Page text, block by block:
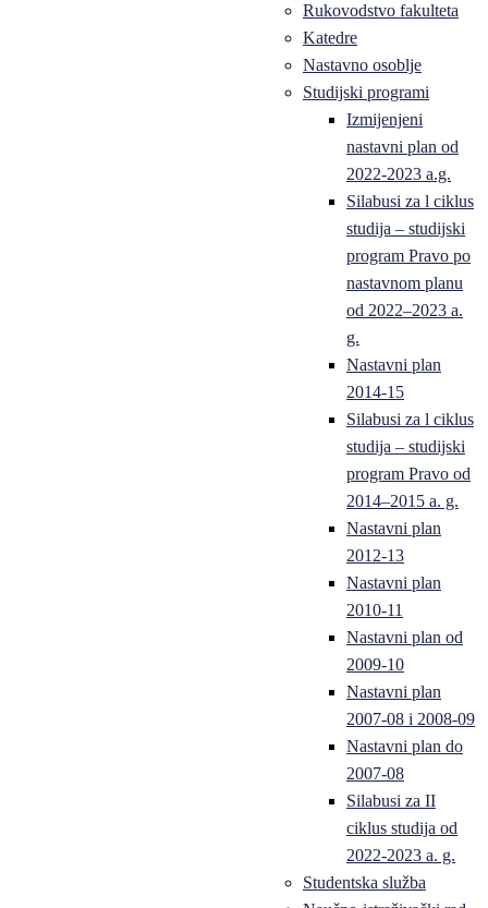
Rukovodstvo fakulteta
Katedre
Nastavno osoblje
Studijski programi
Izmijenjeni
nastavni plan od
2022-2023 a.g.
Silabusi za l ciklus
studija – studijski
program Pravo po
nastavnom planu
od 2022–2023 a.
g.
Nastavni plan
2014-15
Silabusi za l ciklus
studija – studijski
program Pravo od
2014–2015 a. g.
Nastavni plan
2012-13
Nastavni plan
2010-11
Nastavni plan od
2009-10
Nastavni plan
2007-08 i 2008-09
Nastavni plan do
2007-08
Silabusi za II
ciklus studija od
2022-2023 a. g.
Studentska služba